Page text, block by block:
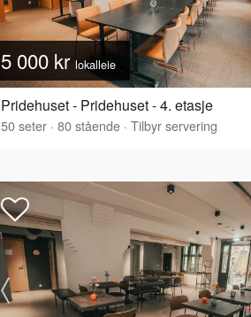
5 000 kr lokalleie
Pridehuset - Pridehuset - 4. etasje
50seter · 80stående · Tilbyr servering